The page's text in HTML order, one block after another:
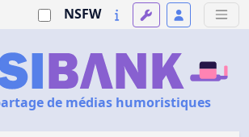
NSFW
de médias humoristiques